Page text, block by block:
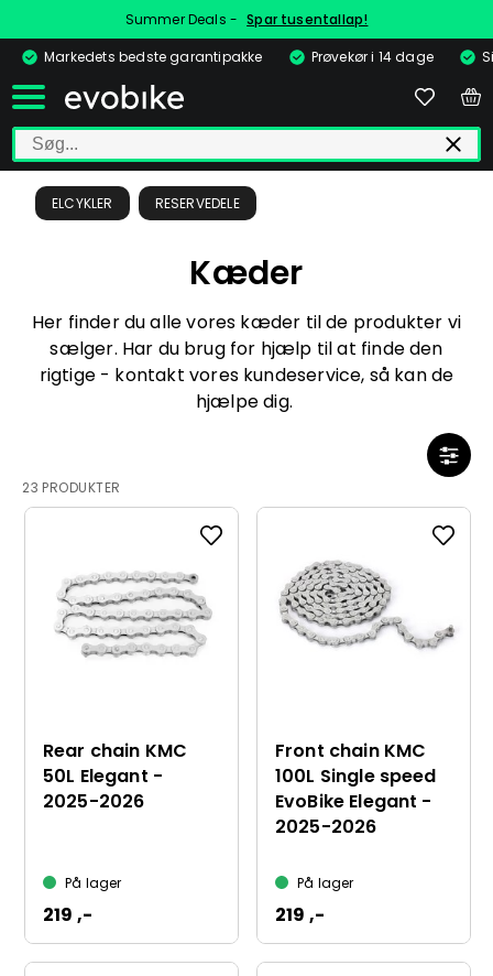
Summer Deals - Spar tusentallap!
Markedets bedste garantipakke
Prøvekør i 14 dage
ELCYKLER RESERVEDELE
Kæder
Her finder du alle vores kæder til de produkter vi
sælger. Har du brug for hjælp til at finde den
rigtige - kontakt vores kundeservice, så kan de
hjælpe dig.
23 PRODUKTER
Rear chain KMC
50L Elegant -
2025-2026
På lager
219 ,-
Front chain KMC
100L Single speed
EvoBike Elegant -
2025-2026
På lager
219 ,-